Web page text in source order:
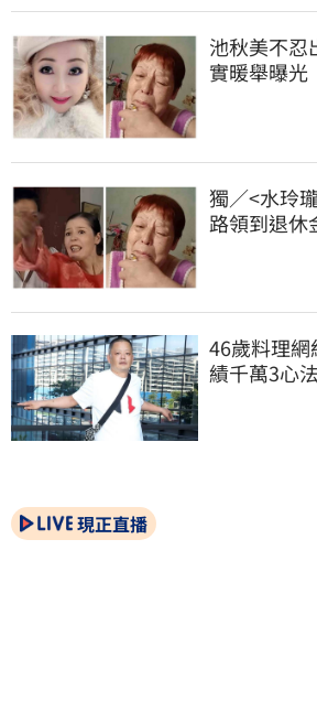
池秋美不忍
實暖舉曝光
獨／<水玲
路領到退休
46歲料理
績千萬3心法
現正直播